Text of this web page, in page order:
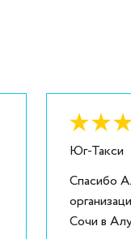
Юг-Такси
Спасибо
Сочи в